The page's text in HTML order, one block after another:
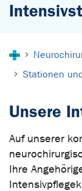
Stationen
Unsere
Auf unserer
Ihre